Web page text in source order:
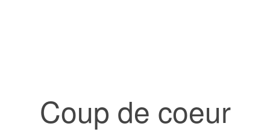
Coup de coeur